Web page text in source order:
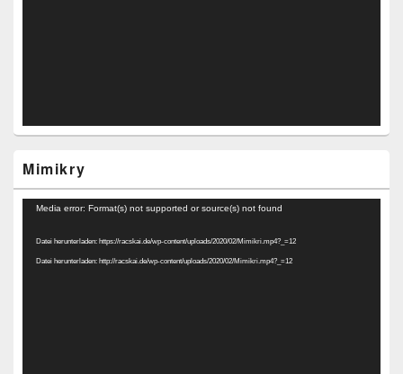
Mimikry
Video-
Media error: Format(s) not supported or source(s) not found
Datei herunterladen: https://racskai.de/wp-content/uploads/2020/02/Mimikri.mp4?_=12
Datei herunterladen: http://racskai.de/wp-content/uploads/2020/02/Mimikri.mp4?_=12